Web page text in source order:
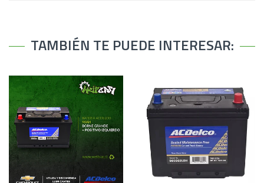
TAMBIÉN TE PUEDE INTERESAR: